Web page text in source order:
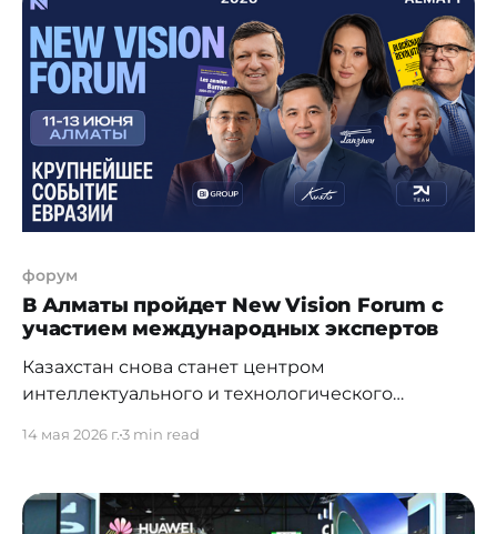
развивающейся экономикой. Запуск
программы состоялся после финала Aurora Tech
Award 2026 в Сантьяго, Чили. В этом году
премия собрала рекордные
форум
В Алматы пройдет New Vision Forum с
участием международных экспертов
Казахстан снова станет центром
интеллектуального и технологического
бизнес-сообществ и главное бизнес-событие
Евразии. На New Vision Forum заявлены более
14 мая 2026 г.3 min read